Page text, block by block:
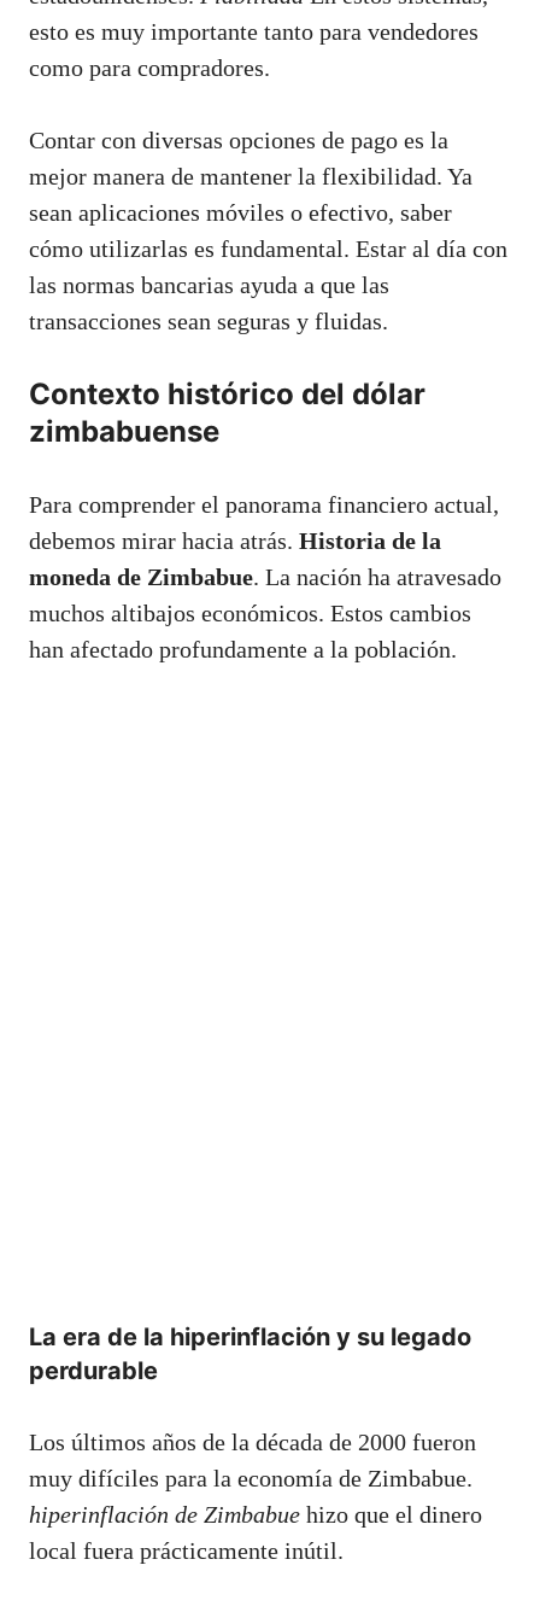
esto es muy importante tanto para vendedores
como para compradores.
Contar con diversas opciones de pago es la
mejor manera de mantener la flexibilidad. Ya
sean aplicaciones móviles o efectivo, saber
cómo utilizarlas es fundamental. Estar al día con
las normas bancarias ayuda a que las
transacciones sean seguras y fluidas.
Contexto histórico del dólar
zimbabuense
Para comprender el panorama financiero actual,
debemos mirar hacia atrás. Historia de la
moneda de Zimbabue. La nación ha atravesado
muchos altibajos económicos. Estos cambios
han afectado profundamente a la población.
La era de la hiperinflación y su legado
perdurable
Los últimos años de la década de 2000 fueron
muy difíciles para la economía de Zimbabue.
hiperinflación de Zimbabue hizo que el dinero
local fuera prácticamente inútil.